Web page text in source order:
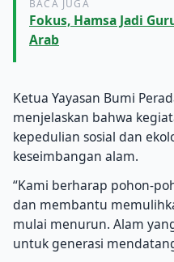
BACA JUGA
Fokus, Hamsa Jadi
Arab
Ketua Yayasan Bumi
menjelaskan bahwa
kepedulian sosial dan
keseimbangan alam.
“Kami berharap pohon-
dan membantu
mulai menurun. Alam
untuk generasi